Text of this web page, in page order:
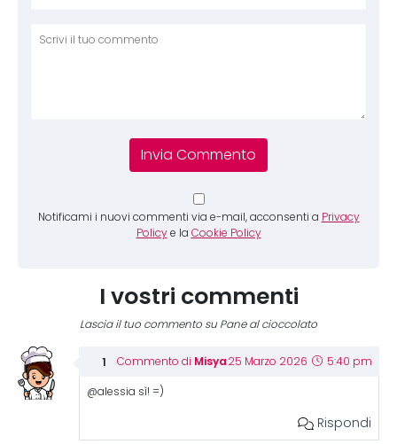
Notificami i nuovi commenti via e-mail, acconsenti a Privacy
Policy e la Cookie Policy
I vostri commenti
Lascia il tuo commento su Pane al cioccolato
Commento di Misya 25 Marzo 2026 5:40 pm
@alessia sì! =)
Rispondi